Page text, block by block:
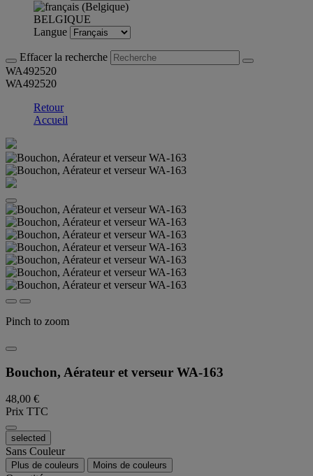
BELGIQUE
Langue
Effacer la recherche
WA492520
WA492520
Retour
Accueil
Pinch to zoom
Bouchon, Aérateur et verseur WA-163
48,00 €
Prix TTC
selected
Sans Couleur
Plus de couleurs Moins de couleurs